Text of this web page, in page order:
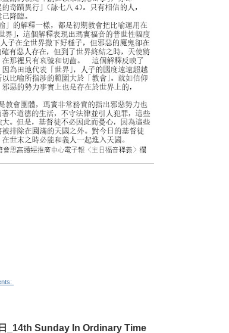
_14th Sunday In Ordinary Time